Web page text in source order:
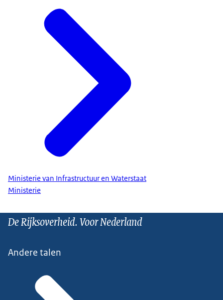
Ministerie van Infrastructuur en Waterstaat
Ministerie
De Rijksoverheid. Voor Nederland
Andere talen